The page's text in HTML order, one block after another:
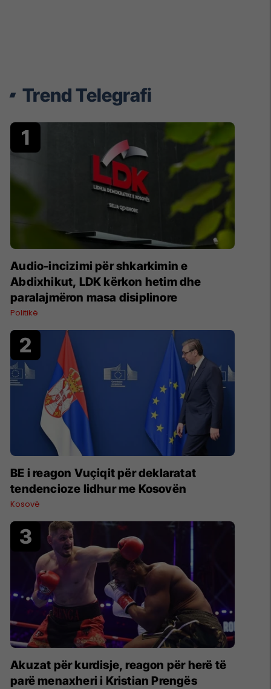
Trend Telegrafi
Audio-incizimi për shkarkimin e
Abdixhikut, LDK kërkon hetim dhe
paralajmëron masa disiplinore
Politikë
BE i reagon Vuçiqit për deklaratat
tendencioze lidhur me Kosovën
Kosovë
Akuzat për kurdisje, reagon për herë të
parë menaxheri i Kristian Prengës